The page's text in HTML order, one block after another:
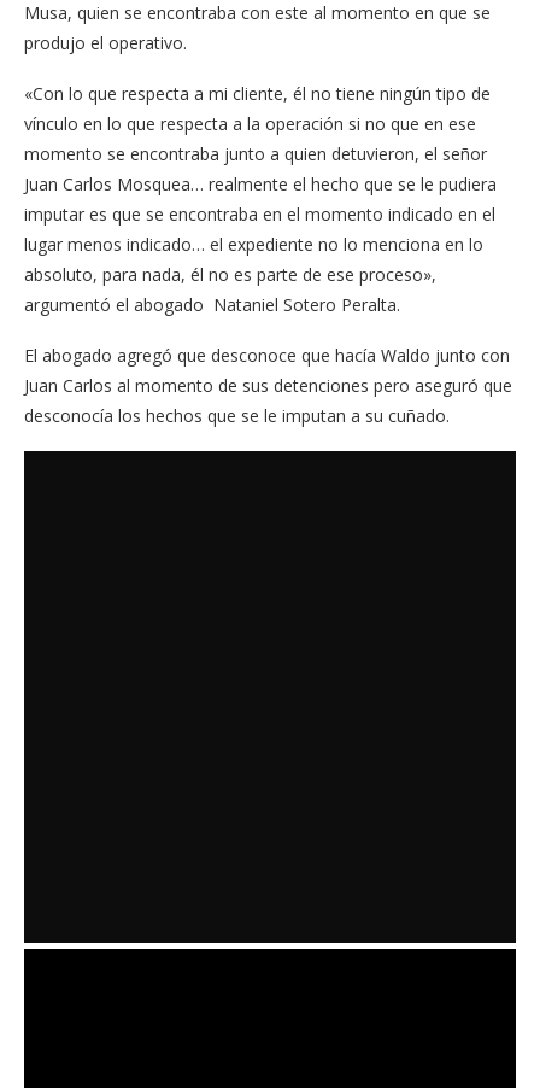
Musa, quien se encontraba con este al momento en que se
produjo el operativo.
«Con lo que respecta a mi cliente, él no tiene ningún tipo de
vínculo en lo que respecta a la operación si no que en ese
momento se encontraba junto a quien detuvieron, el señor
Juan Carlos Mosquea… realmente el hecho que se le pudiera
imputar es que se encontraba en el momento indicado en el
lugar menos indicado… el expediente no lo menciona en lo
absoluto, para nada, él no es parte de ese proceso»,
argumentó el abogado Nataniel Sotero Peralta.
El abogado agregó que desconoce que hacía Waldo junto con
Juan Carlos al momento de sus detenciones pero aseguró que
desconocía los hechos que se le imputan a su cuñado.